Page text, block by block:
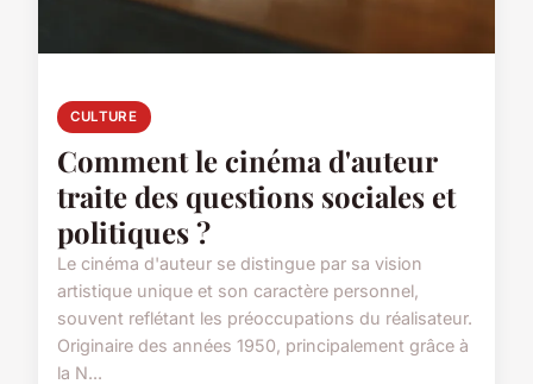
CULTURE
Comment le cinéma d'auteur
traite des questions sociales et
politiques ?
Le cinéma d'auteur se distingue par sa vision
artistique unique et son caractère personnel,
souvent reflétant les préoccupations du réalisateur.
Originaire des années 1950, principalement grâce à
la N...